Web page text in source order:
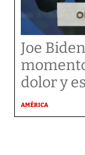
Joe
dolor y
AMÉRICA